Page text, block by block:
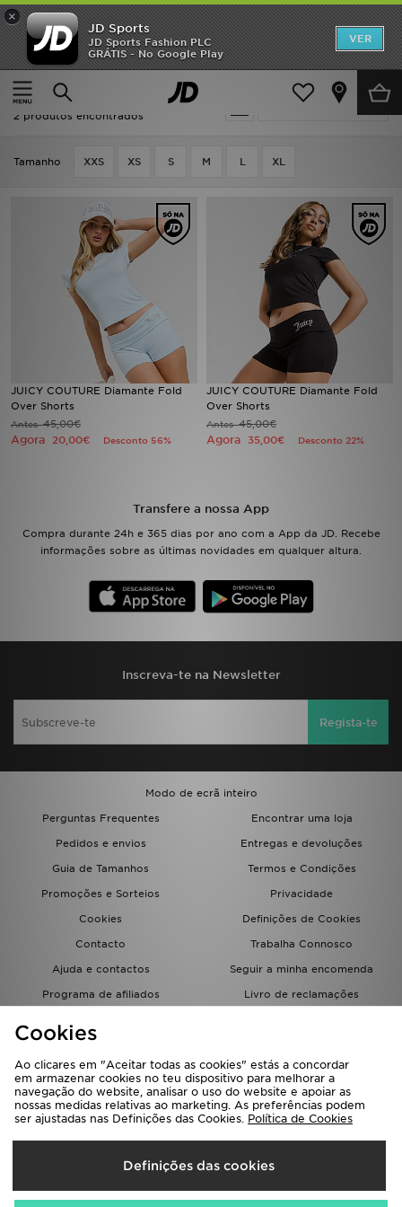
×
JD Sports
JD Sports Fashion PLC
GRÁTIS - No Google Play
VER
Página principal
JUICY COUTURE Calções
Actualizar a pesquisa
JUICY COUTURE Calções
2 produtos encontrados
Tamanho XXS XS S M L XL
JUICY COUTURE Diamante Fold
Over Shorts
Antes45,00€
Agora 20,00€ Desconto 56%
JUICY COUTURE Diamante Fold
Over Shorts
Antes45,00€
Agora 35,00€ Desconto 22%
Transfere a nossa App
Compra durante 24h e 365 dias por ano com a App da JD. Recebe
informações sobre as últimas novidades em qualquer altura.
Inscreva-te na Newsletter
Regista-te
Modo de ecrã inteiro
Perguntas Frequentes
Encontrar uma loja
Pedidos e envios
Entregas e devoluções
Guia de Tamanhos
Termos e Condições
Promoções e Sorteios
Privacidade
Cookies
Definições de Cookies
Contacto
Trabalha Connosco
Ajuda e contactos
Seguir a minha encomenda
Programa de afiliados
Livro de reclamações
Seleciona O País
Portugal
INÍCIO
Promoções
NOVIDADES
CRIANÇA
DESPORTO
FUTEBOL JD
VER MARCAS
LOCALIZADOR DE LOJAS
SUBSCREVE
TRABALHA CONNOSCO
FAQs
Cookies
Ao clicares em "Aceitar todas as cookies" estás a concordar
em armazenar cookies no teu dispositivo para melhorar a
navegação do website, analisar o uso do website e apoiar as
nossas medidas relativas ao marketing. As preferências podem
ser ajustadas nas Definições das Cookies. Política de Cookies
Definições das cookies